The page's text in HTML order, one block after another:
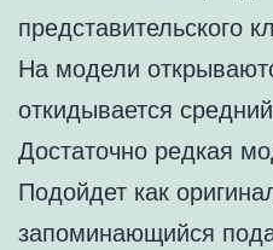
представительского
На модели
откидывается
Достаточно редкая
Подойдет как
запоминающийся